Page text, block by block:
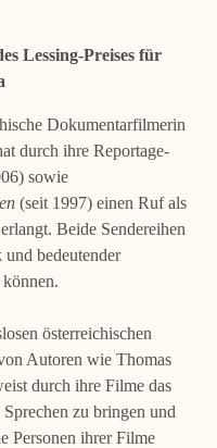
Lessing-Preises für
Dokumentarfilmerin
durch ihre Reportage-
sowie
(seit 1997) einen Ruf als
Beide Sendereihen
bedeutender
österreichischen
Autoren wie Thomas
durch ihre Filme das
zu bringen und
Personen ihrer Filme